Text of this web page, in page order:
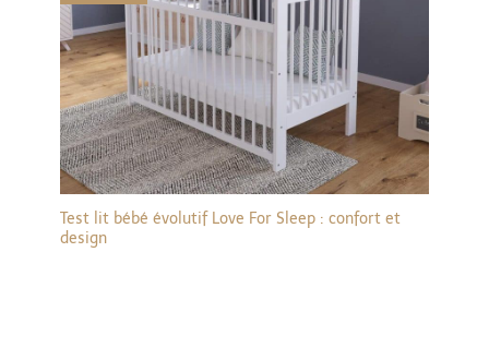
Test lit bébé évolutif Love For Sleep : confort et
design